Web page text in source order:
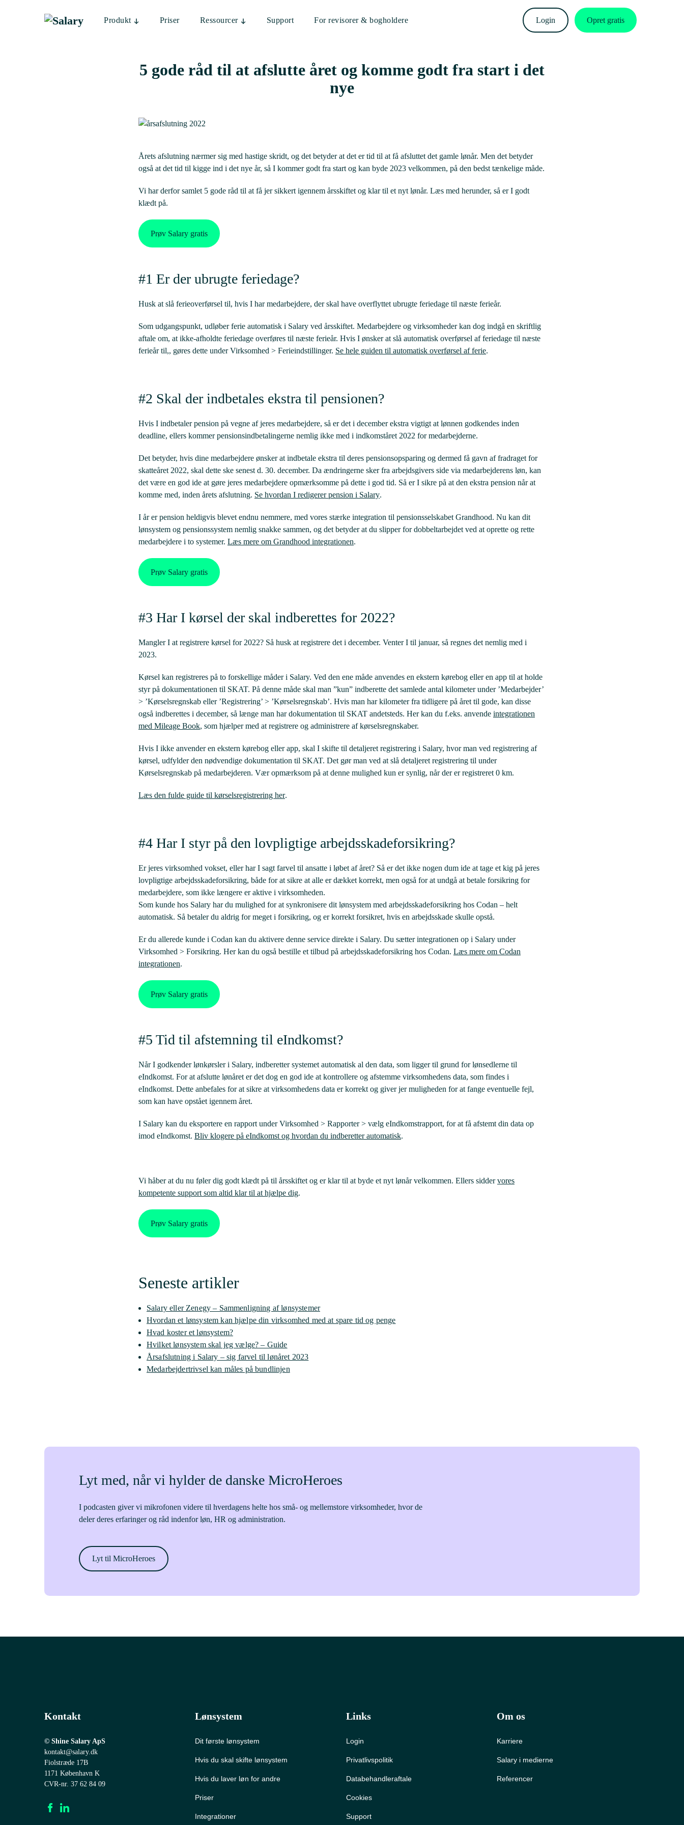
Produkt Priser Ressourcer Support For revisorer & bogholdere Login Opret gratis
5 gode råd til at afslutte året og komme godt fra start i det
nye
Årets afslutning nærmer sig med hastige skridt, og det betyder at det er tid til at få afsluttet det gamle lønår. Men det betyder
også at det tid til kigge ind i det nye år, så I kommer godt fra start og kan byde 2023 velkommen, på den bedst tænkelige måde.
Vi har derfor samlet 5 gode råd til at få jer sikkert igennem årsskiftet og klar til et nyt lønår. Læs med herunder, så er I godt
klædt på.
Prøv Salary gratis
#1 Er der ubrugte feriedage?
Husk at slå ferieoverførsel til, hvis I har medarbejdere, der skal have overflyttet ubrugte feriedage til næste ferieår.
Som udgangspunkt, udløber ferie automatisk i Salary ved årsskiftet. Medarbejdere og virksomheder kan dog indgå en skriftlig
aftale om, at ikke-afholdte feriedage overføres til næste ferieår. Hvis I ønsker at slå automatisk overførsel af feriedage til næste
ferieår til,, gøres dette under Virksomhed > Ferieindstillinger. Se hele guiden til automatisk overførsel af ferie.
#2 Skal der indbetales ekstra til pensionen?
Hvis I indbetaler pension på vegne af jeres medarbejdere, så er det i december ekstra vigtigt at lønnen godkendes inden
deadline, ellers kommer pensionsindbetalingerne nemlig ikke med i indkomståret 2022 for medarbejderne.
Det betyder, hvis dine medarbejdere ønsker at indbetale ekstra til deres pensionsopsparing og dermed få gavn af fradraget for
skatteåret 2022, skal dette ske senest d. 30. december. Da ændringerne sker fra arbejdsgivers side via medarbejderens løn, kan
det være en god ide at gøre jeres medarbejdere opmærksomme på dette i god tid. Så er I sikre på at den ekstra pension når at
komme med, inden årets afslutning. Se hvordan I redigerer pension i Salary.
I år er pension heldigvis blevet endnu nemmere, med vores stærke integration til pensionsselskabet Grandhood. Nu kan dit
lønsystem og pensionssystem nemlig snakke sammen, og det betyder at du slipper for dobbeltarbejdet ved at oprette og rette
medarbejdere i to systemer. Læs mere om Grandhood integrationen.
Prøv Salary gratis
#3 Har I kørsel der skal indberettes for 2022?
Mangler I at registrere kørsel for 2022? Så husk at registrere det i december. Venter I til januar, så regnes det nemlig med i
2023.
Kørsel kan registreres på to forskellige måder i Salary. Ved den ene måde anvendes en ekstern kørebog eller en app til at holde
styr på dokumentationen til SKAT. På denne måde skal man ”kun” indberette det samlede antal kilometer under ’Medarbejder’
> ’Kørselsregnskab eller ’Registrering’ > ’Kørselsregnskab’. Hvis man har kilometer fra tidligere på året til gode, kan disse
også indberettes i december, så længe man har dokumentation til SKAT andetsteds. Her kan du f.eks. anvende integrationen
med Mileage Book, som hjælper med at registrere og administrere af kørselsregnskaber.
Hvis I ikke anvender en ekstern kørebog eller app, skal I skifte til detaljeret registrering i Salary, hvor man ved registrering af
kørsel, udfylder den nødvendige dokumentation til SKAT. Det gør man ved at slå detaljeret registrering til under
Kørselsregnskab på medarbejderen. Vær opmærksom på at denne mulighed kun er synlig, når der er registreret 0 km.
Læs den fulde guide til kørselsregistrering her.
#4 Har I styr på den lovpligtige arbejdsskadeforsikring?
Er jeres virksomhed vokset, eller har I sagt farvel til ansatte i løbet af året? Så er det ikke nogen dum ide at tage et kig på jeres
lovpligtige arbejdsskadeforsikring, både for at sikre at alle er dækket korrekt, men også for at undgå at betale forsikring for
medarbejdere, som ikke længere er aktive i virksomheden.
Som kunde hos Salary har du mulighed for at synkronisere dit lønsystem med arbejdsskadeforsikring hos Codan – helt
automatisk. Så betaler du aldrig for meget i forsikring, og er korrekt forsikret, hvis en arbejdsskade skulle opstå.
Er du allerede kunde i Codan kan du aktivere denne service direkte i Salary. Du sætter integrationen op i Salary under
Virksomhed > Forsikring. Her kan du også bestille et tilbud på arbejdsskadeforsikring hos Codan. Læs mere om Codan
integrationen.
Prøv Salary gratis
#5 Tid til afstemning til eIndkomst?
Når I godkender lønkørsler i Salary, indberetter systemet automatisk al den data, som ligger til grund for lønsedlerne til
eIndkomst. For at afslutte lønåret er det dog en god ide at kontrollere og afstemme virksomhedens data, som findes i
eIndkomst. Dette anbefales for at sikre at virksomhedens data er korrekt og giver jer muligheden for at fange eventuelle fejl,
som kan have opstået igennem året.
I Salary kan du eksportere en rapport under Virksomhed > Rapporter > vælg eIndkomstrapport, for at få afstemt din data op
imod eIndkomst. Bliv klogere på eIndkomst og hvordan du indberetter automatisk.
Vi håber at du nu føler dig godt klædt på til årsskiftet og er klar til at byde et nyt lønår velkommen. Ellers siddervores
kompetente support som altid klar til at hjælpe dig.
Prøv Salary gratis
Seneste artikler
Salary eller Zenegy – Sammenligning af lønsystemer
Hvordan et lønsystem kan hjælpe din virksomhed med at spare tid og penge
Hvad koster et lønsystem?
Hvilket lønsystem skal jeg vælge? – Guide
Årsafslutning i Salary – sig farvel til lønåret 2023
Medarbejdertrivsel kan måles på bundlinjen
Lyt med, når vi hylder de danske MicroHeroes
I podcasten giver vi mikrofonen videre til hverdagens helte hos små- og mellemstore virksomheder, hvor de
deler deres erfaringer og råd indenfor løn, HR og administration.
Lyt til MicroHeroes
Kontakt
© Shine Salary ApS
kontakt@salary.dk
Fiolstræde 17B
1171 København K
CVR-nr. 37 62 84 09
Lønsystem
Dit første lønsystem
Hvis du skal skifte lønsystem
Hvis du laver løn for andre
Priser
Integrationer
Links
Login
Privatlivspolitik
Databehandleraftale
Cookies
Support
Om os
Karriere
Salary i medierne
Referencer